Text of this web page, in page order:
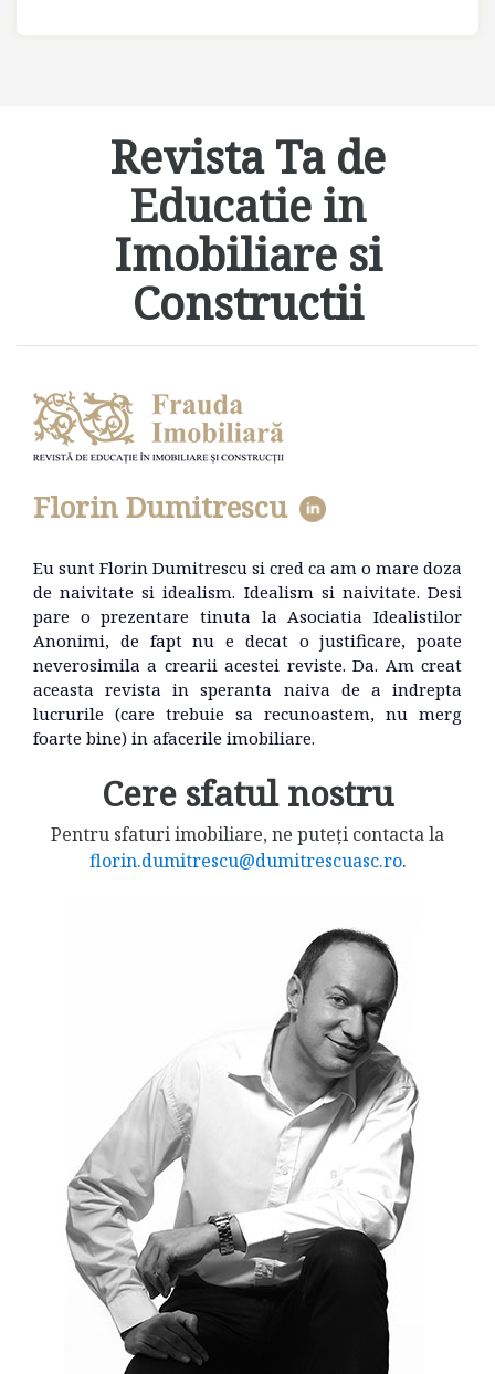
Revista Ta de
Educatie in
Imobiliare si
Constructii
Florin Dumitrescu
Eu sunt Florin Dumitrescu si cred ca am o mare doza
de naivitate si idealism. Idealism si naivitate. Desi
pare o prezentare tinuta la Asociatia Idealistilor
Anonimi, de fapt nu e decat o justificare, poate
neverosimila a crearii acestei reviste. Da. Am creat
aceasta revista in speranta naiva de a indrepta
lucrurile (care trebuie sa recunoastem, nu merg
foarte bine) in afacerile imobiliare.
Cere sfatul nostru
Pentru sfaturi imobiliare, ne puteți contacta la
florin.dumitrescu@dumitrescuasc.ro.